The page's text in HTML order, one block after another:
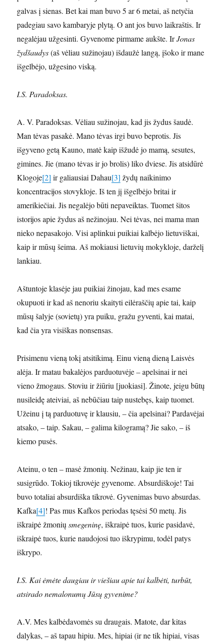
galvas į sienas. Bet kai man buvo 5 ar 6 metai, aš netyčia
padegiau savo kambaryje plytą. O ant jos buvo laikraštis. Ir
negalėjau užgesinti. Gyvenome pirmame aukšte. IrJonas
žydšaudys(aš vėliau sužinojau) išdaužė langą, įšoko ir mane
išgelbėjo, užgesino viską.
I.S. Paradoksas.
A. V. Paradoksas. Vėliau sužinojau, kad jis žydus šaudė.
Man tėvas pasakė. Mano tėvas irgi buvo beprotis. Jis
išgyveno getą Kauno, matė kaip išžudė jo mamą, sesutes,
gimines. Jie (mano tėvas ir jo brolis) liko dviese. Jis atsidūrė
Klogoje[2] ir galiausiai Dahau[3] žydų naikinimo
koncentracijos stovykloje. Iš ten jį išgelbėjo britai ir
amerikiečiai. Jis negalėjo būti nepaveiktas. Tuomet šitos
istorijos apie žydus aš nežinojau. Nei tėvas, nei mama man
nieko nepasakojo. Visi aplinkui puikiai kalbėjo lietuviškai,
kaip ir mūsų šeima. Aš mokiausi lietuvių mokykloje, darželį
lankiau.
Aštuntoje klasėje jau puikiai žinojau, kad mes esame
okupuoti ir kad aš nenoriu skaityti eilėraščių apie tai, kaip
mūsų šalyje (sovietų) yra puiku, gražu gyventi, kai matai,
kad čia yra visiškas nonsensas.
Prisimenu vieną tokį atsitikimą. Einu vieną dieną Laisvės
alėja. Ir matau bakalėjos parduotuvėje – apelsinai ir nei
vieno žmogaus. Stoviu ir žiūriu [juokiasi]. Žinote, jeigu būtų
nusileidę ateiviai, aš nebūčiau taip nustebęs, kaip tuomet.
Užeinu į tą parduotuvę ir klausiu, – čia apelsinai? Pardavėjai
atsako, – taip. Sakau, – galima kilogramą? Jie sako, – iš
kiemo pusės.
Ateinu, o ten – masė žmonių. Nežinau, kaip jie ten ir
susigrūdo. Tokioj tikrovėje gyvenome. Absurdiškoje! Tai
buvo totaliai absurdiška tikrovė. Gyvenimas buvo absurdas.
Kafka[4]! Pas mus Kafkos periodas tęsėsi 50 metų. Jis
iškraipė žmoniųsmegeninę, iškraipė tuos, kurie pasidavė,
iškraipė tuos, kurie naudojosi tuo iškrypimu, todėl patys
iškrypo.
I.S. Kai ėmėte daugiau ir viešiau apie tai kalbėti, turbūt,
atsirado nemalonumų Jūsų gyvenime?
A.V. Mes kalbėdavomės su draugais. Matote, dar kitas
dalykas, – aš tapau hipiu. Mes, hipiai (ir ne tik hipiai, visas